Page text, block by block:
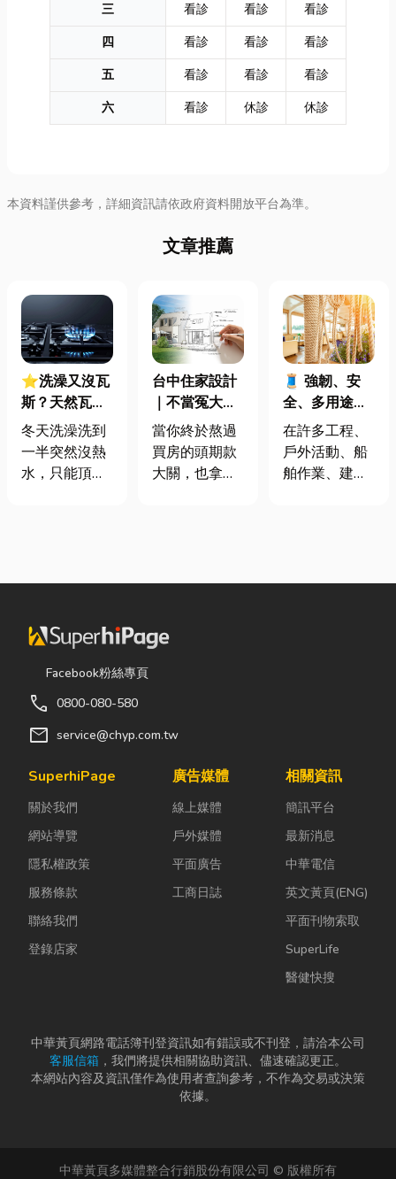
三
看診 看診
看診
四
看診 看診
看診
五
看診 看診
看診
六
看診 休診 休診
本資料謹供參考，詳細資訊請依政府資料開放平台為準。
文章推薦
⭐洗澡又沒瓦
斯？天然瓦斯
是什麼、費用
怎麼算？家庭
能源選擇與配
冬天洗澡洗到
一半突然沒熱
水，只能頂著
共同噩夢。隨
質提升，越來
越多屋主在老
屋翻修或新屋
規劃天然氣配
管工程。到底
麼？它跟傳統
裝瓦斯有什麼
差別？天然瓦
斯...
台中住家設計
｜不當冤大
頭！教你新家
該如何聰明裝
潢！
當你終於熬過
買房的頭期款
大關，也拿到
經浮現各種美
人沙發、落地
充滿儀式感的
等一下！在踩
很深的領域之
前，很多...
🧵 強韌、安
全、多用途！
從繩索到安全
網的全方位防
護應用指南
在許多工程、
戶外活動、船
舶作業、建築
網」其實都是
關係到安全、
質。一條好的
繩索，必須具
備高強...
Facebook粉絲專頁
call 0800-080-580
mail service@chyp.com.tw
SuperhiPage
關於我們
網站導覽
隱私權政策
服務條款
聯絡我們
登錄店家
廣告媒體
線上媒體
戶外媒體
平面廣告
工商日誌
相關資訊
簡訊平台
最新消息
中華電信
英文黃頁(ENG)
平面刊物索取
SuperLife
醫健快搜
中華黃頁網路電話簿刊登資訊如有錯誤或不刊登，請洽本公司
客服信箱 ，我們將提供相關協助資訊、儘速確認更正。
本網站內容及資訊僅作為使用者查詢參考，不作為交易或決策
依據。
中華黃頁多媒體整合行銷股份有限公司 © 版權所有